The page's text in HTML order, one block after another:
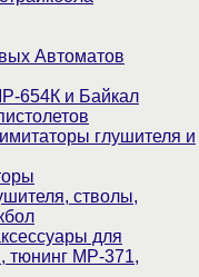
Автоматов
654К и Байкал
глушителя и
стволы,
для
тюнинг МР-371,